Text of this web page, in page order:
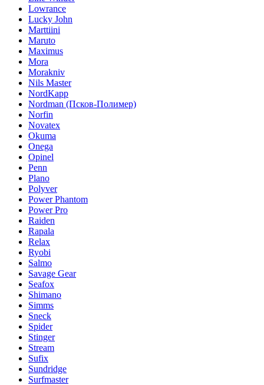
Lowrance
Lucky John
Marttiini
Maruto
Maximus
Mora
Morakniv
Nils Master
NordKapp
Nordman (Псков-Полимер)
Norfin
Novatex
Okuma
Onega
Opinel
Penn
Plano
Polyver
Power Phantom
Power Pro
Raiden
Rapala
Relax
Ryobi
Salmo
Savage Gear
Seafox
Shimano
Simms
Sneck
Spider
Stinger
Stream
Sufix
Sundridge
Surfmaster